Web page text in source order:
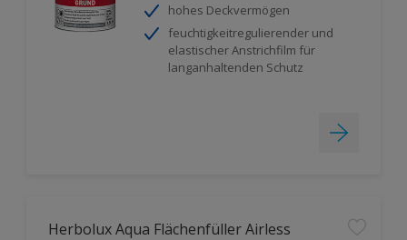
hohes Deckvermögen
feuchtigkeitregulierender und
elastischer Anstrichfilm für
langanhaltenden Schutz
Herbolux Aqua Flächenfüller Airless